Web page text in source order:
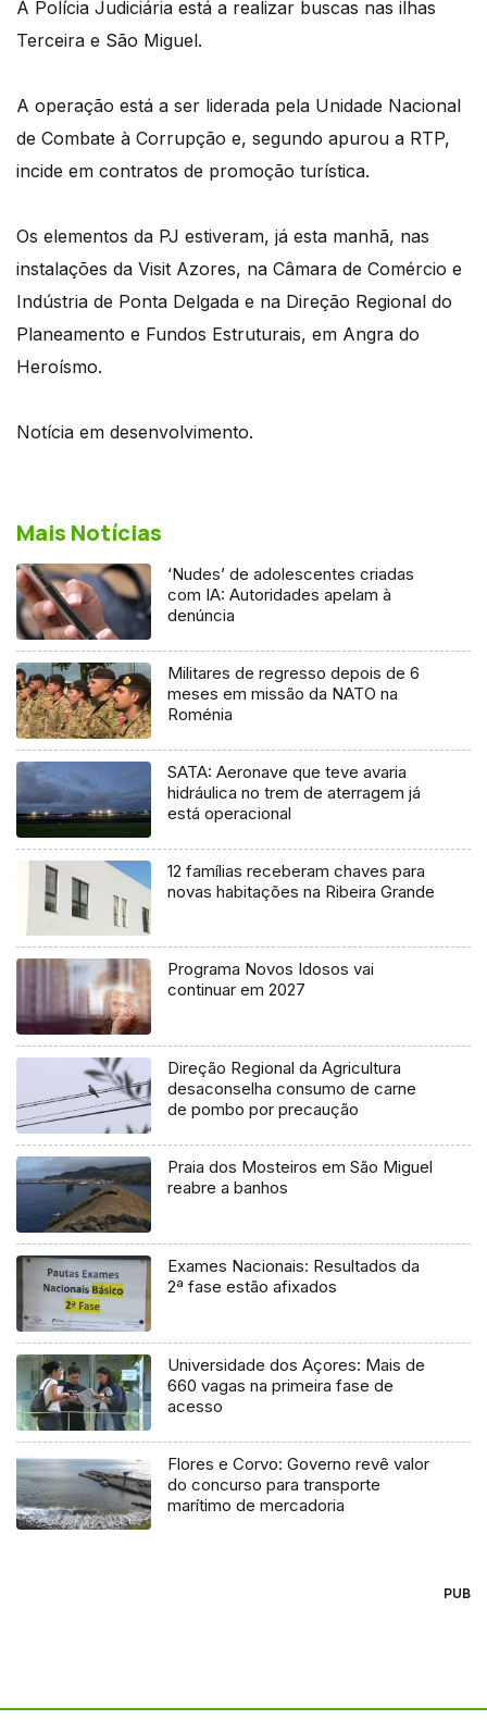
A Polícia Judiciária está a realizar buscas nas ilhas
Terceira e São Miguel.
A operação está a ser liderada pela Unidade Nacional
de Combate à Corrupção e, segundo apurou a RTP,
incide em contratos de promoção turística.
Os elementos da PJ estiveram, já esta manhã, nas
instalações da Visit Azores, na Câmara de Comércio e
Indústria de Ponta Delgada e na Direção Regional do
Planeamento e Fundos Estruturais, em Angra do
Heroísmo.
Notícia em desenvolvimento.
Mais Notícias
‘Nudes’ de adolescentes criadas
com IA: Autoridades apelam à
denúncia
Militares de regresso depois de 6
meses em missão da NATO na
Roménia
SATA: Aeronave que teve avaria
hidráulica no trem de aterragem já
está operacional
12 famílias receberam chaves para
novas habitações na Ribeira Grande
Programa Novos Idosos vai
continuar em 2027
Direção Regional da Agricultura
desaconselha consumo de carne
de pombo por precaução
Praia dos Mosteiros em São Miguel
reabre a banhos
Exames Nacionais: Resultados da
2ª fase estão afixados
Universidade dos Açores: Mais de
660 vagas na primeira fase de
acesso
Flores e Corvo: Governo revê valor
do concurso para transporte
marítimo de mercadoria
PUB